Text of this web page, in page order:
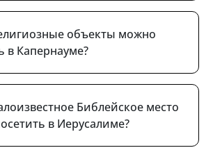
объекты можно
в Капернауме?
Библейское место
в Иерусалиме?